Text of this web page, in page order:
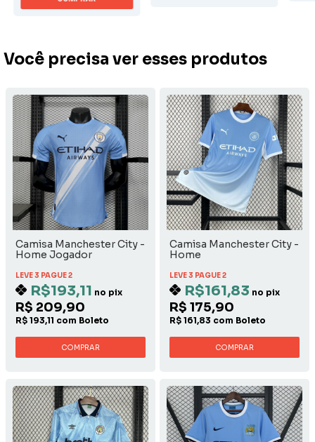
Você precisa ver esses produtos
Camisa Manchester City -
Home Jogador
LEVE 3 PAGUE 2
R$193,11 no pix
R$ 209,90
R$ 193,11 com Boleto
COMPRAR
Camisa Manchester City -
Home
LEVE 3 PAGUE 2
R$161,83 no pix
R$ 175,90
R$ 161,83 com Boleto
COMPRAR